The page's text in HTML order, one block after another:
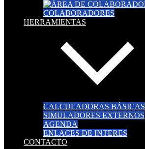
COLABORADORES
HERRAMIENTAS
CALCULADORAS BÁSICAS
SIMULADORES EXTERNOS
AGENDA
ENLACES DE INTERES
CONTACTO